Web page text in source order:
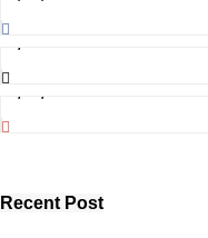
Recent Post